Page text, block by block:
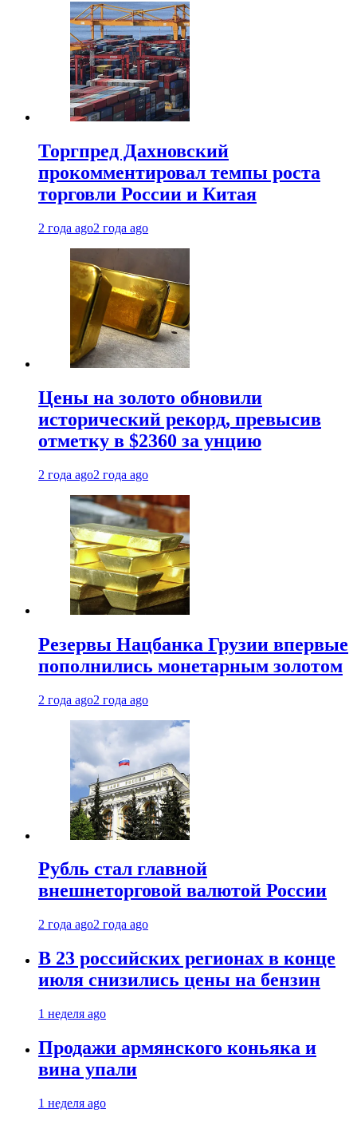
Торгпред Дахновский
прокомментировал темпы роста
торговли России и Китая
2 года ago2 года ago
Цены на золото обновили
исторический рекорд, превысив
отметку в $2360 за унцию
2 года ago2 года ago
Резервы Нацбанка Грузии впервые
пополнились монетарным золотом
2 года ago2 года ago
Рубль стал главной
внешнеторговой валютой России
2 года ago2 года ago
В 23 российских регионах в конце
июля снизились цены на бензин
1 неделя ago
Продажи армянского коньяка и
вина упали
1 неделя ago